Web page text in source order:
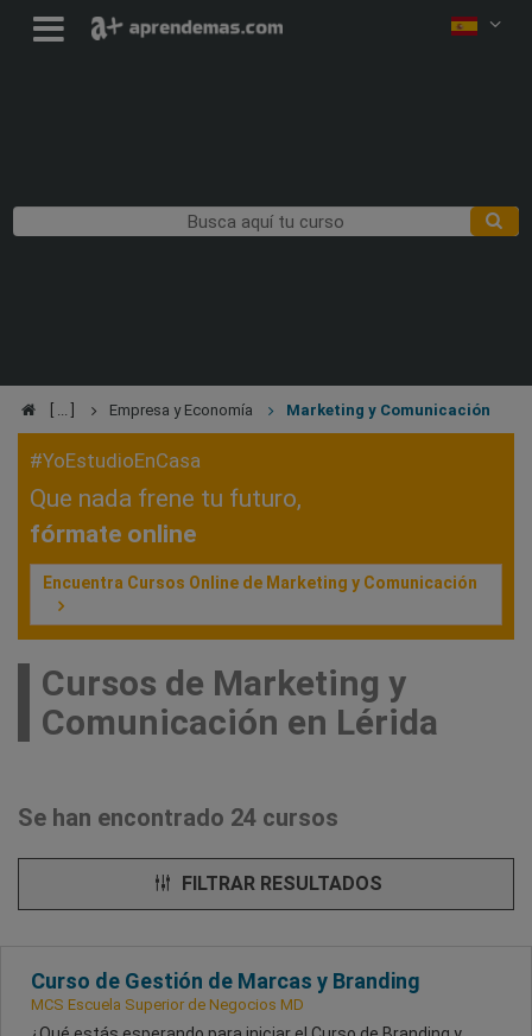
Empresa y Economía Marketing y Comunicación
#YoEstudioEnCasa
Que nada frene tu futuro,
fórmate online
Encuentra Cursos Online de Marketing y Comunicación
Cursos de Marketing y
Comunicación en Lérida
Se han encontrado 24 cursos
FILTRAR RESULTADOS
Curso de Gestión de Marcas y Branding
MCS Escuela Superior de Negocios MD